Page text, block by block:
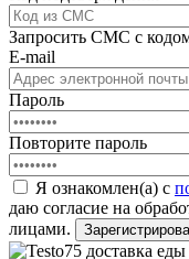
Запросить СМС с
E-mail
Пароль
Повторите пароль
Я ознакомлен(а) с
даю согласие на
лицами.